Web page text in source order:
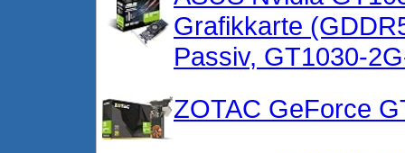
Grafikkarte
Passiv, GT1030-
ZOTAC GeForce